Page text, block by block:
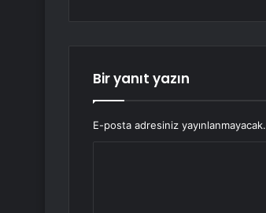
Bir yanıt yazın
E-posta adresiniz yayınlanmayacak.